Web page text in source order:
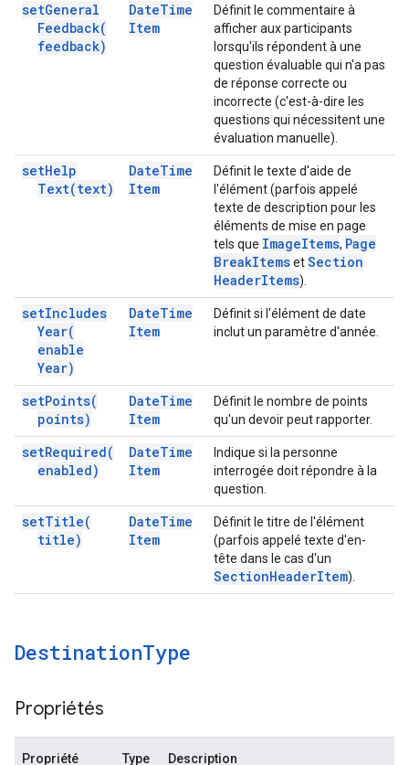
setGeneral
Feedback(
feedback)
DateTime
Item
Définit le commentaire à
afficher aux participants
lorsqu'ils répondent à une
question évaluable qui n'a pas
de réponse correcte ou
incorrecte (c'est-à-dire les
questions qui nécessitent une
évaluation manuelle).
setHelp
Text(text)
DateTime
Item
Définit le texte d'aide de
l'élément (parfois appelé
texte de description pour les
éléments de mise en page
tels que ImageItems, Page
BreakItemsetSection
HeaderItems).
setIncludes
Year(
enable
Year)
DateTime
Item
Définit si l'élément de date
inclut un paramètre d'année.
setPoints(
points)
DateTime
Item
Définit le nombre de points
qu'un devoir peut rapporter.
setRequired(
enabled)
DateTime
Item
Indique si la personne
interrogée doit répondre à la
question.
setTitle(
title)
DateTime
Item
Définit le titre de l'élément
(parfois appelé texte d'en-
tête dans le cas d'un
SectionHeaderItem).
DestinationType
Propriétés
Propriété Type Description